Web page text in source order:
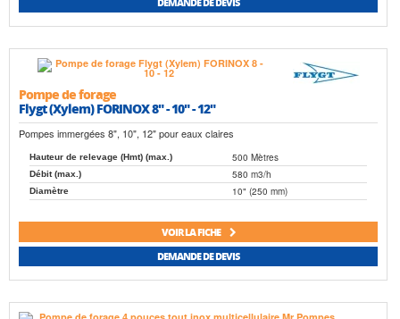
Pompe de forage
Flygt (Xylem) FORINOX 8" - 10" - 12"
Pompes immergées 8", 10", 12" pour eaux claires
Hauteur de relevage (Hmt) (max.) 500 Mètres
Débit (max.) 580 m3/h
Diamètre 10" (250 mm)
VOIR LA FICHE
DEMANDE DE DEVIS